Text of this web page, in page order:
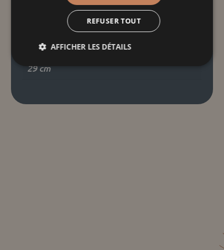
Dimensions
29 cm
REFUSER TOUT
AFFICHER LES DÉTAILS